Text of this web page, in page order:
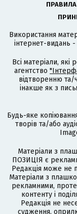
Використання
інтернет-видань -
Всі матеріали, які
агентство
відтворенню
інакше як з
Будь-яке
творів та/або
Матеріали з
ПОЗИЦІЯ є
Редакція може не
Матеріали з
рекламними, проте
контенту і
Редакція не
судження,